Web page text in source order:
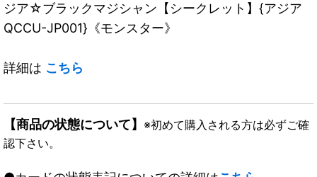
ジア☆ブラックマジシャン【シークレット】{アジア
QCCU-JP001}《モンスター》
詳細は こちら
【商品の状態について】 ※初めて購入される方は必ずご確
認下さい。